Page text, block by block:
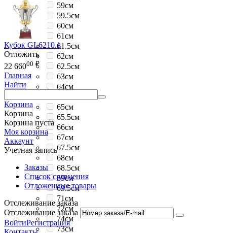
59см
59.5см
60см
61см
61.5см
62см
62.5см
63см
64см
65см
65.5см
66см
67см
67.5см
68см
68.5см
69см
69.5см
71см
72см
74см
73см
Кубок GL6210.1
Отложить
22 66000 ₽
Главная
Найти
Корзина
Корзина
Корзина пуста
Моя корзина
Аккаунт
Учетная запись
Заказы
Список сравнения
Отложенные товары
Отслеживание заказа
Отслеживание заказа
ВойтиРегистрация